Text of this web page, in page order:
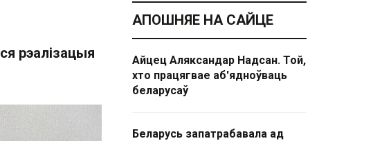
рэалізацыя
АПОШНЯЕ НА САЙЦЕ
Айцец Аляксандар Надсан. Той,
хто працягвае аб'ядноўваць
беларусаў
Беларусь запатрабавала ад